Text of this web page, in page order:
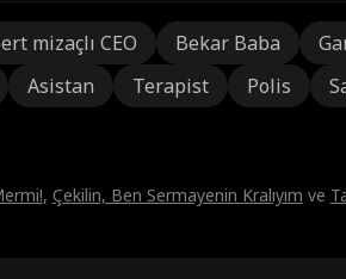
mizaçlı CEO Bekar Baba
Asistan Terapist Polis
, Çekilin, Ben Sermayenin Kralıyım ve